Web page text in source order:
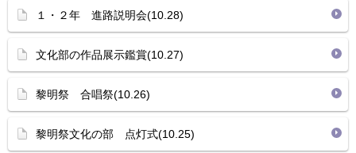
１・２年 進路説明会(10.28)
文化部の作品展示鑑賞(10.27)
黎明祭 合唱祭(10.26)
黎明祭文化の部 点灯式(10.25)